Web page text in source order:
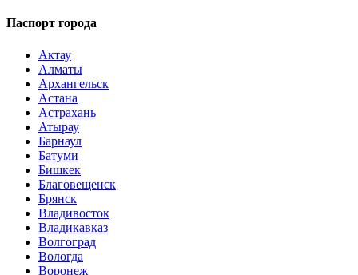
Паспорт города
Актау
Алматы
Архангельск
Астана
Астрахань
Атырау
Барнаул
Батуми
Бишкек
Благовещенск
Брянск
Владивосток
Владикавказ
Волгоград
Вологда
Воронеж